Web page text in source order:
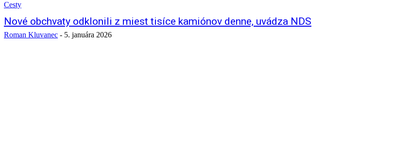
Cesty
Nové obchvaty odklonili z miest tisíce kamiónov denne, uvádza NDS
Roman Kluvanec - 5. januára 2026